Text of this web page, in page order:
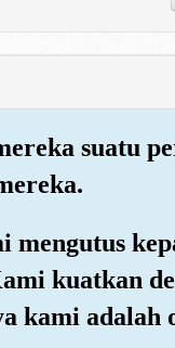
suatu
kuatkan
kami